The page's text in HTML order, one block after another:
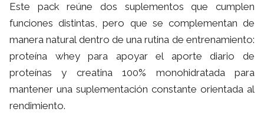
Este pack reúne dos suplementos que cumplen
funciones distintas, pero que se complementan de
manera natural dentro de una rutina de entrenamiento:
proteína whey para apoyar el aporte diario de
proteínas y creatina 100% monohidratada para
mantener una suplementación constante orientada al
rendimiento.